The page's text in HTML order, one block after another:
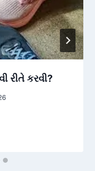
રીતે કરવી?